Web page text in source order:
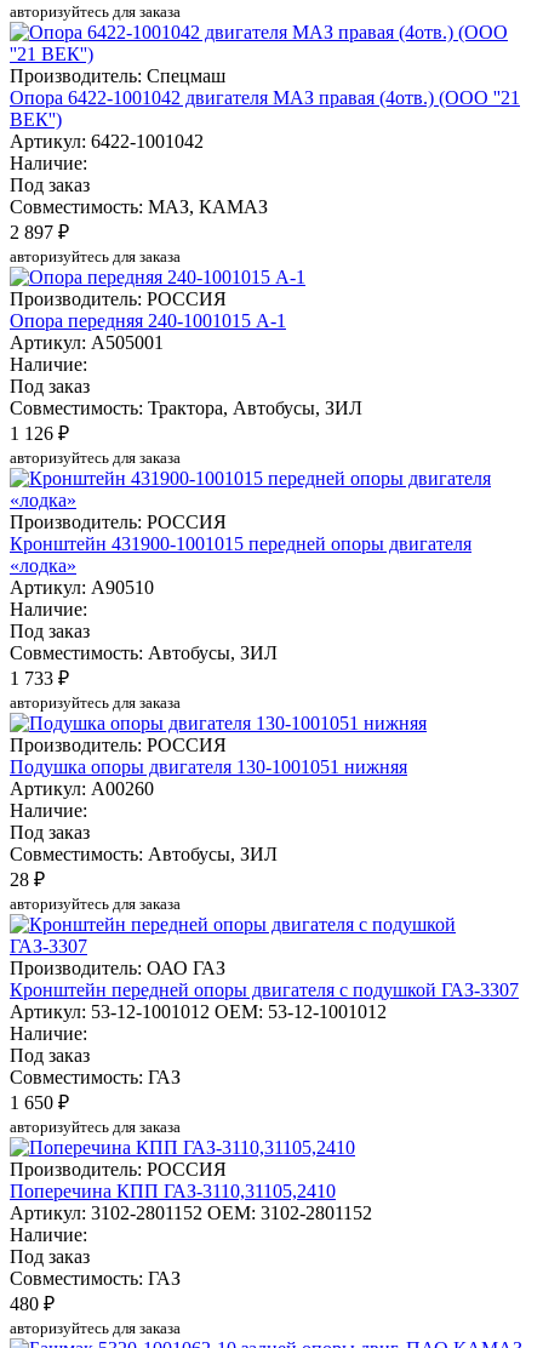
авторизуйтесь для заказа
Производитель: Спецмаш
Опора 6422-1001042 двигателя МАЗ правая (4отв.) (ООО ''21
ВЕК'')
Артикул: 6422-1001042
Наличие:
Под заказ
Совместимость: МАЗ, КАМАЗ
2 897 ₽
авторизуйтесь для заказа
Производитель: РОССИЯ
Опора передняя 240-1001015 А-1
Артикул: А505001
Наличие:
Под заказ
Совместимость: Трактора, Автобусы, ЗИЛ
1 126 ₽
авторизуйтесь для заказа
Производитель: РОССИЯ
Кронштейн 431900-1001015 передней опоры двигателя
«лодка»
Артикул: А90510
Наличие:
Под заказ
Совместимость: Автобусы, ЗИЛ
1 733 ₽
авторизуйтесь для заказа
Производитель: РОССИЯ
Подушка опоры двигателя 130-1001051 нижняя
Артикул: А00260
Наличие:
Под заказ
Совместимость: Автобусы, ЗИЛ
28 ₽
авторизуйтесь для заказа
Производитель: ОАО ГАЗ
Кронштейн передней опоры двигателя с подушкой ГАЗ-3307
Артикул: 53-12-1001012 OEM: 53-12-1001012
Наличие:
Под заказ
Совместимость: ГАЗ
1 650 ₽
авторизуйтесь для заказа
Производитель: РОССИЯ
Поперечина КПП ГАЗ-3110,31105,2410
Артикул: 3102-2801152 OEM: 3102-2801152
Наличие:
Под заказ
Совместимость: ГАЗ
480 ₽
авторизуйтесь для заказа